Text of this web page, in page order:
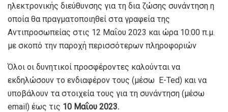
ηλεκτρονικής διεύθυνσης για τη δια ζώσης συνάντηση η
οποία θα πραγματοποιηθεί στα γραφεία της
Αντιπροσωπείας στις 12 Μαΐου 2023 και ώρα 10:00 π.μ.
με σκοπό την παροχή περισσότερων πληροφοριών
Όλοι οι δυνητικοί προσφέροντες καλούνται να
εκδηλώσουν το ενδιαφέρον τους (μέσω E-Ted) και να
υποβάλουν τα στοιχεία τους για τη συνάντηση (μέσω
email) έως τις 10 Μαΐου 2023.